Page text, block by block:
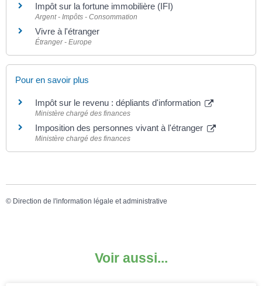
Impôt sur la fortune immobilière (IFI)
Argent - Impôts - Consommation
Vivre à l'étranger
Étranger - Europe
Pour en savoir plus
Impôt sur le revenu : dépliants d'information
Ministère chargé des finances
Imposition des personnes vivant à l'étranger
Ministère chargé des finances
© Direction de l'information légale et administrative
Voir aussi...